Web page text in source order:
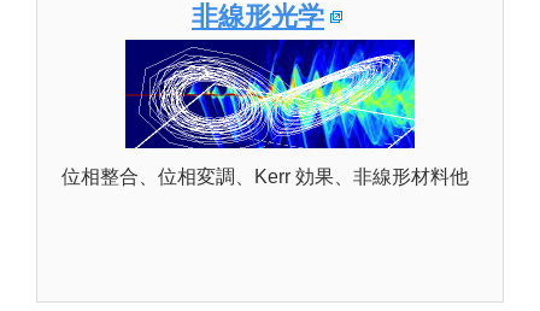
非線形光学
位相整合、位相変調、Kerr 効果、非線形材料他